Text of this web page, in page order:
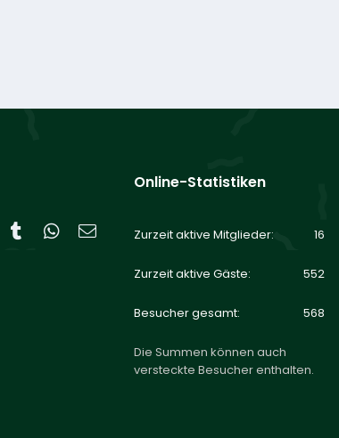
Pinterest
Tumblr WhatsApp
E-Mail
Online-Statistiken
Zurzeit aktive Mitglieder 16
Zurzeit aktive Gäste 552
Besucher gesamt 568
Die Summen können auch
versteckte Besucher enthalten.